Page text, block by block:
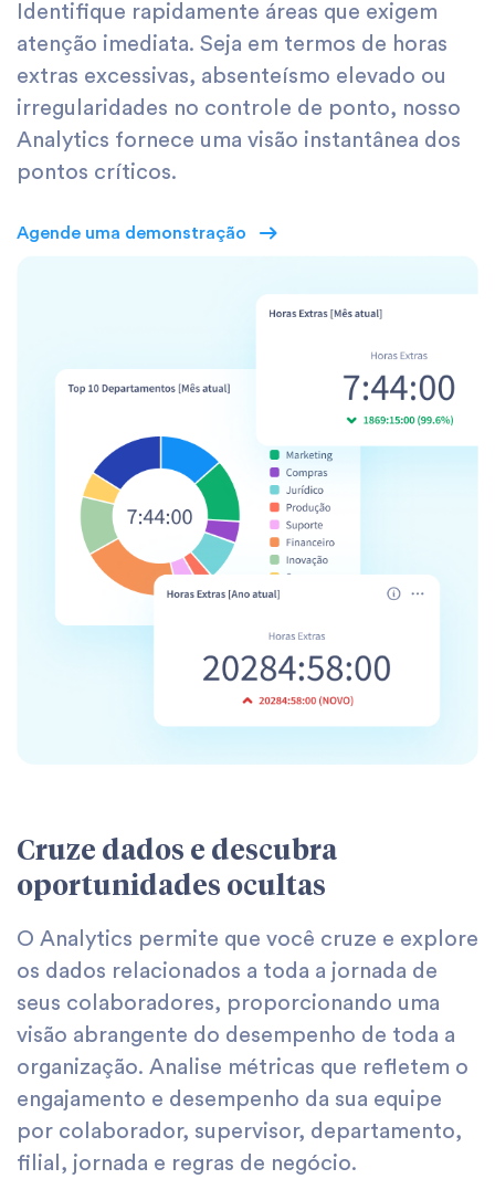
Identifique rapidamente áreas que exigem
atenção imediata. Seja em termos de horas
extras excessivas, absenteísmo elevado ou
irregularidades no controle de ponto, nosso
Analytics fornece uma visão instantânea dos
pontos críticos.
Agende uma demonstração
Cruze dados e descubra
oportunidades ocultas
O Analytics permite que você cruze e explore
os dados relacionados a toda a jornada de
seus colaboradores, proporcionando uma
visão abrangente do desempenho de toda a
organização. Analise métricas que refletem o
engajamento e desempenho da sua equipe
por colaborador, supervisor, departamento,
filial, jornada e regras de negócio.